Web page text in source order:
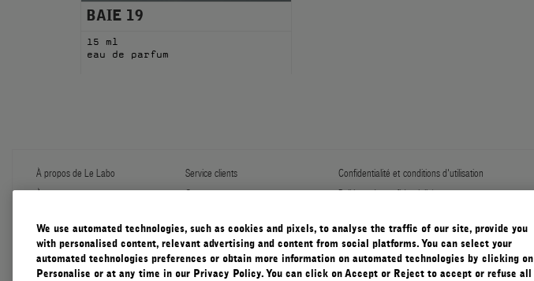
BAIE 19
15 ml
eau de parfum
À propos de Le Labo
À propos
Échantillons
Le Journal
Notre Impact
Pratiques Responsables
Service clients
Contactez-nous
FAQ
Garantie diffuser
Cadeaux d'entreprise
Confidentialité et conditions d'utilisation
Politique de confidentialité
Conditions générales
Conditions générales de vente
We use automated technologies, such as cookies and pixels, to analyse the traffic of our site, provide you
with personalised content, relevant advertising and content from social platforms. You can select your
automated technologies preferences or obtain more information on automated technologies by clicking on
Personalise or at any time in our Privacy Policy. You can click on Accept or Reject to accept or refuse all